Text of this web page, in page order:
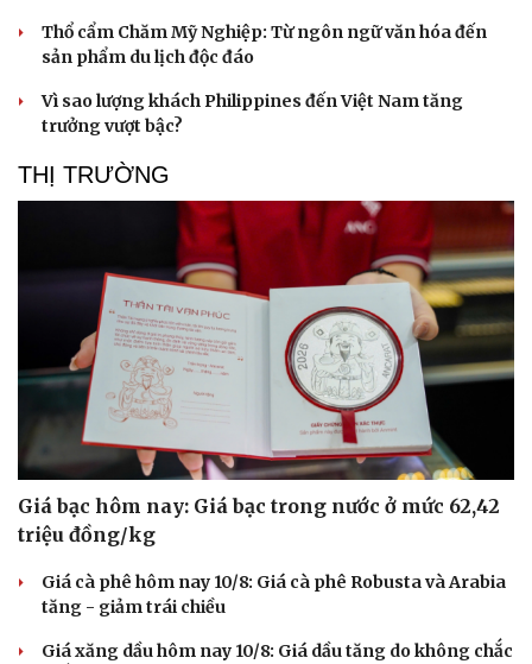
Sản phụ khoa
Nhi khoa
Làm đẹp - giảm cân
Phòng mạch online
Ăn sạch sống khỏe
Tình yêu - Gia đình
Thổ cẩm Chăm Mỹ Nghiệp: Từ ngôn ngữ văn hóa đến
sản phẩm du lịch độc đáo
Vì sao lượng khách Philippines đến Việt Nam tăng
trưởng vượt bậc?
THỊ TRƯỜNG
Giá bạc hôm nay: Giá bạc trong nước ở mức 62,42
triệu đồng/kg
Giá cà phê hôm nay 10/8: Giá cà phê Robusta và Arabia
tăng - giảm trái chiều
Giá xăng dầu hôm nay 10/8: Giá dầu tăng do không chắc